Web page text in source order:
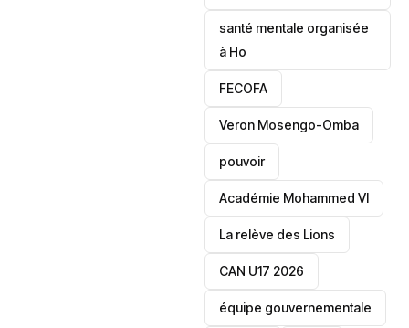
santé mentale organisée
à Ho
‎FECOFA
Veron Mosengo-Omba
pouvoir
Académie Mohammed VI
La relève des Lions
CAN U17 2026
équipe gouvernementale